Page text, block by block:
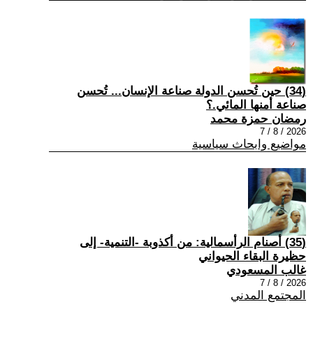
(34) حين تُحسن الدولة صناعة الإنسان... تُحسن
صناعة أمنها المائي.؟
رمضان حمزة محمد
2026 / 8 / 7
مواضيع وابحاث سياسية
(35) أصنام الرأسمالية: من أكذوبة -التنمية- إلى
حظيرة البقاء الحيواني
غالب المسعودي
2026 / 8 / 7
المجتمع المدني